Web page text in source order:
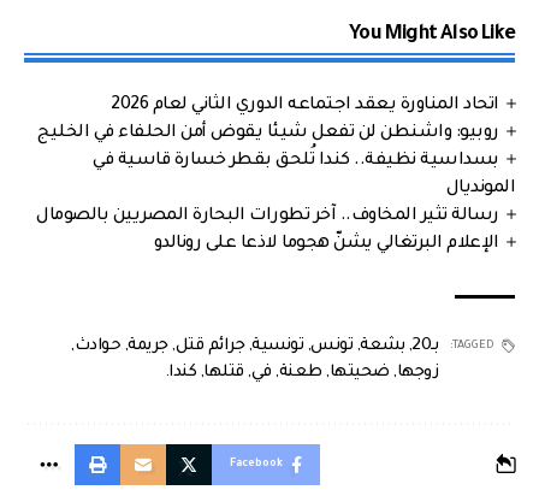
You Might Also Like
اتحاد المناورة يعقد اجتماعه الدوري الثاني لعام 2026
روبيو: واشنطن لن تفعل شيئا يقوض أمن الحلفاء في الخليج
بسداسية نظيفة.. كندا تُلحق بقطر خسارة قاسية في
المونديال
رسالة تثير المخاوف.. آخر تطورات البحارة المصريين بالصومال
الإعلام البرتغالي يشنّ هجوما لاذعا على رونالدو
TAGGED: بـ20 , بشعة, تونس, تونسية,جرائم قتل,جريمة, حوادث,
زوجها, ضحيتها, طعنة, في, قتلها, كندا.
Facebook